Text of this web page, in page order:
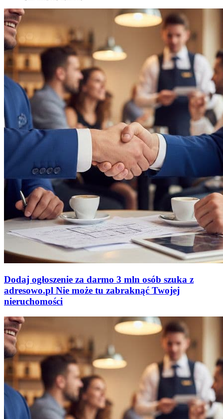
Dodaj ogłoszenie za darmo 3 mln osób szuka z
adresowo.pl Nie może tu zabraknąć Twojej
nieruchomości